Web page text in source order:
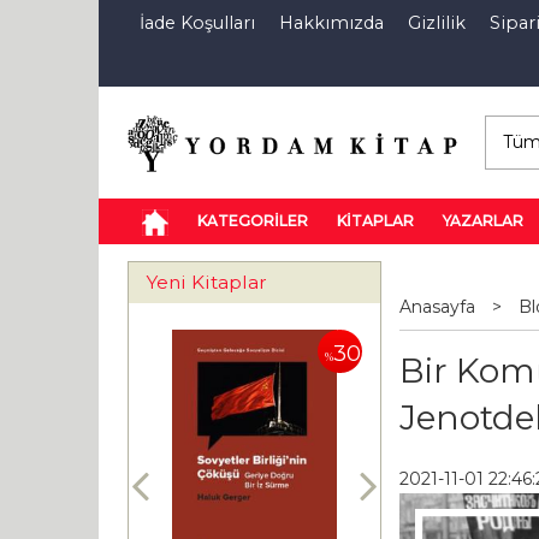
İade Koşulları Hakkımızda Gizlilik
KATEGORİLER KİTAPLAR YAZARLAR
Yeni Kitaplar
%30
Anasayfa >
Bir
2021-11-01